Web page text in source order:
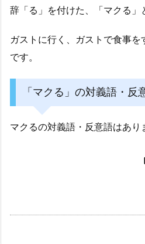
辞「る」を付けた、「マクる」
ガストに行く、ガストで食事
です。
「マクる」の対義語・反
マクるの対義語・反意語はあり